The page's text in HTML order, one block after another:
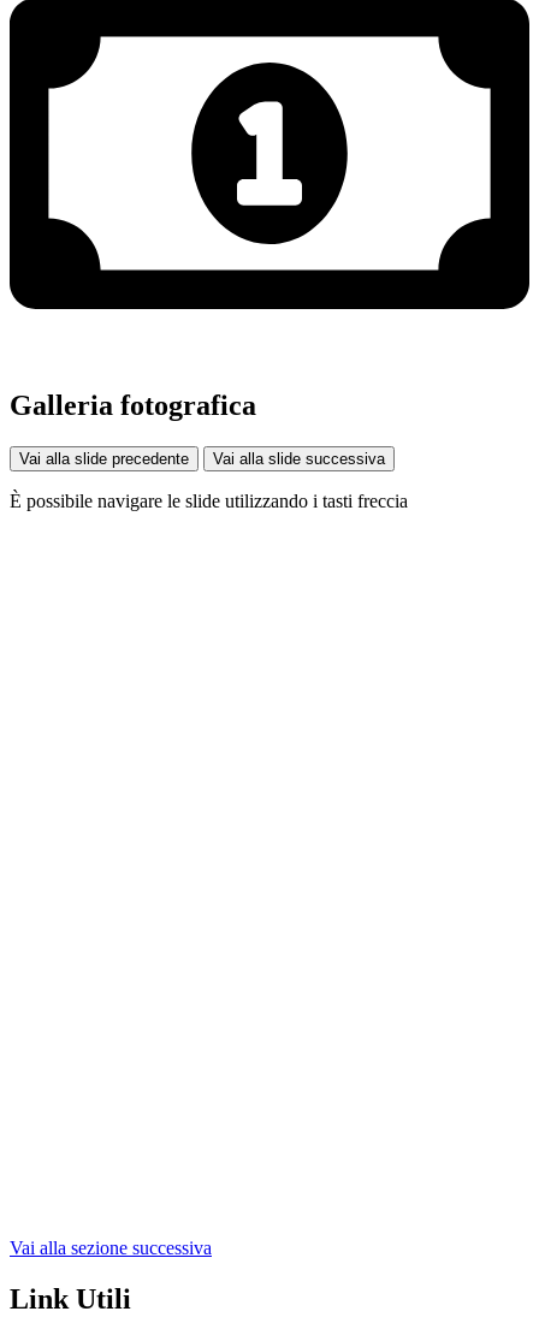
Galleria fotografica
Vai alla slide precedente Vai alla slide successiva
È possibile navigare le slide utilizzando i tasti freccia
Vai alla sezione successiva
Link Utili